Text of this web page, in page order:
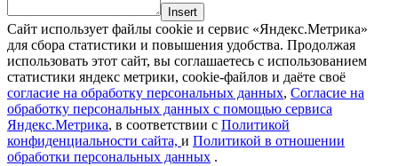
Insert
Сайт использует файлы cookie и сервис «Яндекс.Метрика»
для сбора статистики и повышения удобства. Продолжая
использовать этот сайт, вы соглашаетесь с использованием
статистики яндекс метрики, cookie-файлов и даёте своё
согласие на обработку персональных данных, Согласие на
обработку персональных данных с помощью сервиса
Яндекс.Метрика, в соответствии с Политикой
конфиденциальности сайта, и Политикой в отношении
обработки персональных данных .